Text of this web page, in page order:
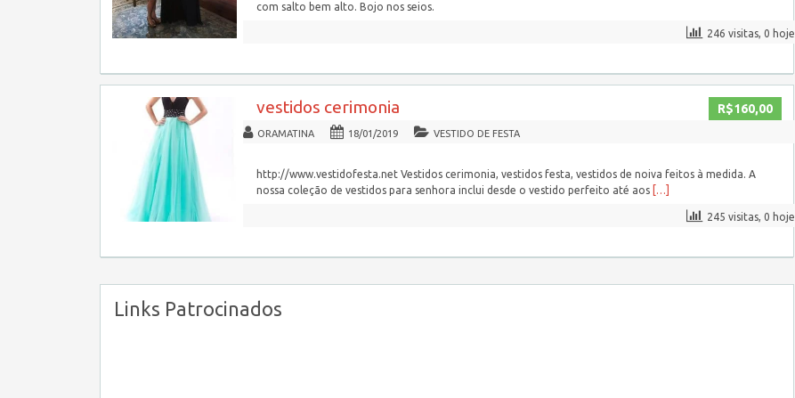
com salto bem alto. Bojo nos seios.
246 visitas, 0 hoje
R$160,00
vestidos cerimonia
ORAMATINA 18/01/2019 VESTIDO DE FESTA
http://www.vestidofesta.net Vestidos cerimonia, vestidos festa, vestidos de noiva feitos à medida. A
nossa coleção de vestidos para senhora inclui desde o vestido perfeito até aos […]
245 visitas, 0 hoje
Links Patrocinados